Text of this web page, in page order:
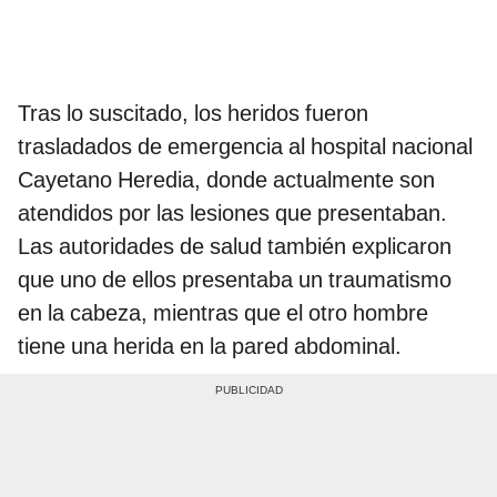
Tras lo suscitado, los heridos fueron
trasladados de emergencia al hospital nacional
Cayetano Heredia, donde actualmente son
atendidos por las lesiones que presentaban.
Las autoridades de salud también explicaron
que uno de ellos presentaba un traumatismo
en la cabeza, mientras que el otro hombre
tiene una herida en la pared abdominal.